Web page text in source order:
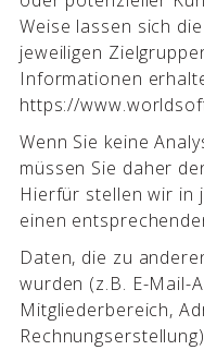
Weise lassen sich
jeweiligen
Informationen
https://
Wenn Sie keine
müssen Sie daher
Hierfür stellen wir in
einen
Daten, die zu
wurden (z.B. E-Mail-
Mitgliederbereich,